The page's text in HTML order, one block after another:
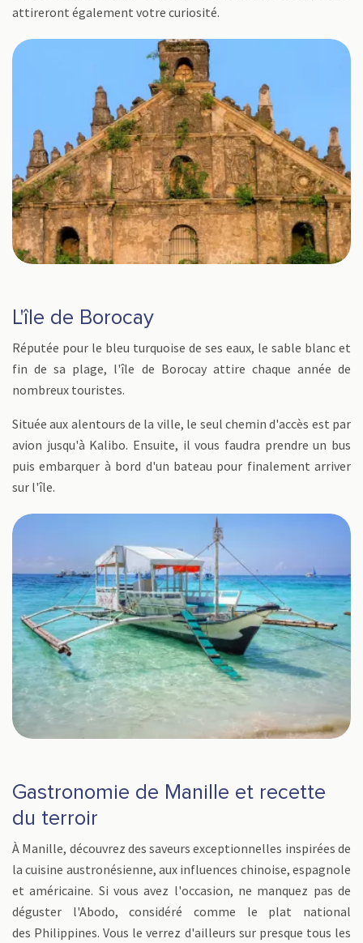
attireront également votre curiosité.
L'île de Borocay
Réputée pour le bleu turquoise de ses eaux, le sable blanc et
fin de sa plage, l'île de Borocay attire chaque année de
nombreux touristes.
Située aux alentours de la ville, le seul chemin d'accès est par
avion jusqu'à Kalibo. Ensuite, il vous faudra prendre un bus
puis embarquer à bord d'un bateau pour finalement arriver
sur l'île.
Gastronomie de Manille et recette
du terroir
À Manille, découvrez des saveurs exceptionnelles inspirées de
la cuisine austronésienne, aux influences chinoise, espagnole
et américaine. Si vous avez l'occasion, ne manquez pas de
déguster l'Abodo, considéré comme le plat national
des Philippines. Vous le verrez d'ailleurs sur presque tous les